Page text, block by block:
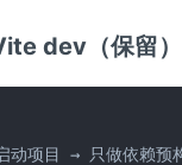
dev（保留）
动项目 → 只做依赖预